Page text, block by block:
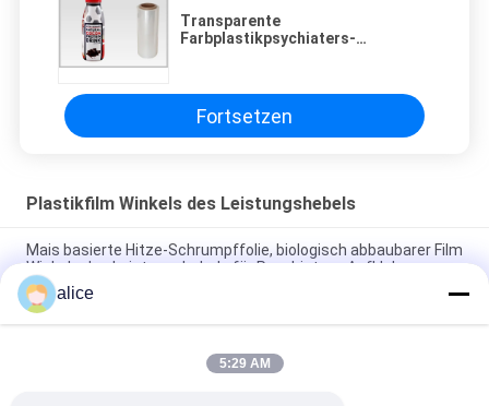
Transparente
Farbplastikpsychiaters-
Fortsetzen
Plastikfilm Winkels des Leistungshebels
Mais basierte Hitze-Schrumpffolie, biologisch abbaubarer Film
Winkels des Leistungshebels für Psychiaters-Aufkleber
Plastikfilm Soem-Entwurfs-transparente Farbe-Winkels des
Leistungshebels umweltfreundlich
Stärke-Winkel- des Leistungshebelsschrumpffolie
alice
5:29 AM